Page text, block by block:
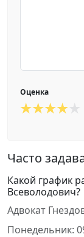
Оценка
Часто
Какой график
Всеволодович?
Адвокат
Понедельник: